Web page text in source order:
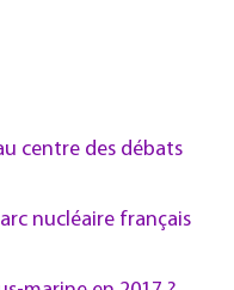
centre des débats
nucléaire français